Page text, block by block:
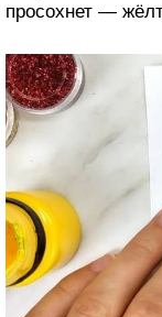
просохнет —